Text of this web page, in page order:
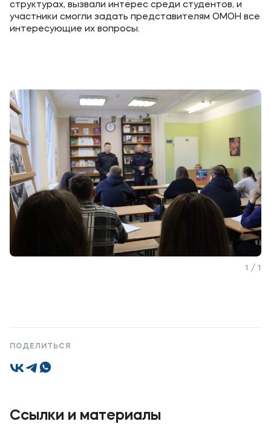
Контакты
Банковские реквизиты
Приемная комиссия
+7 (495) 221-10-01
+7 (800) 200-80-66
Полезное
Об образовательной организации
Банковские реквизиты
Мы в соцсетях
структурах, вызвали интерес среди студентов, и
участники смогли задать представителям ОМОН все
интересующие их вопросы.
1 / 1
ПОДЕЛИТЬСЯ
Ссылки и материалы